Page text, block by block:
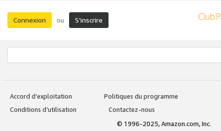
Connexion ou S’inscrire
Accord d’exploitation
Politiques du programme
Conditions d’utilisation
Contactez-nous
© 1996-2025, Amazon.com, Inc.